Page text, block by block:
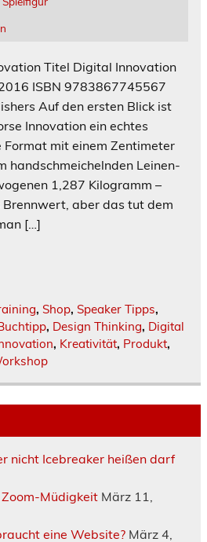
Titel Digital Innovation
ISBN 9783867745567
Auf den ersten Blick ist
Innovation ein echtes
Format mit einem Zentimeter
handschmeichelnden Leinen-
1,287 Kilogramm –
Brennwert, aber das tut dem
[…]
, Shop, Speaker Tipps,
, Design Thinking, Digital
, Kreativität, Produkt,
nicht Icebreaker heißen darf
Müdigkeit März 11,
eine Website? März 4,